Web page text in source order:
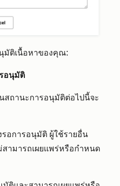
มัติเนื้อหาของคุณ:
อนุมัติ
สถานะการอนุมัติต่อไปนี้จะ
รอการอนุมัติ ผู้ใช้รายอื่น
ามารถเผยแพร่หรือกำหนด